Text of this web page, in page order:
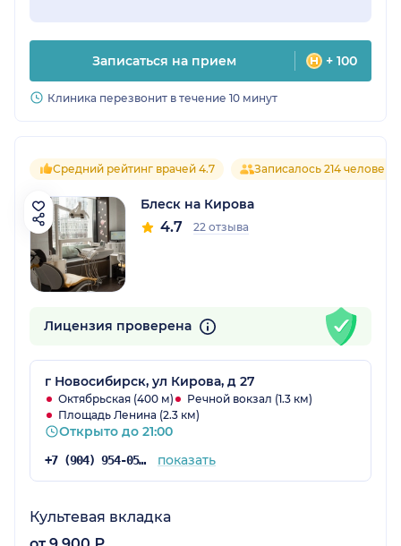
Записаться на прием + 100
Клиника перезвонит в течение 10 минут
Средний рейтинг врачей 4.7 Записалось 214 человек
Блеск на Кирова
4.7 22 отзыва
Лицензия проверена
г Новосибирск, ул Кирова, д 27
Октябрьская (400 м)
Речной вокзал (1.3 км)
Площадь Ленина (2.3 км)
Открыто до 21:00
+7 (904) 954-05-12 показать
Культевая вкладка